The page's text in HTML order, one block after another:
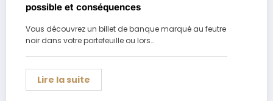
possible et conséquences
Vous découvrez un billet de banque marqué au feutre
noir dans votre portefeuille ou lors…
Lire la suite